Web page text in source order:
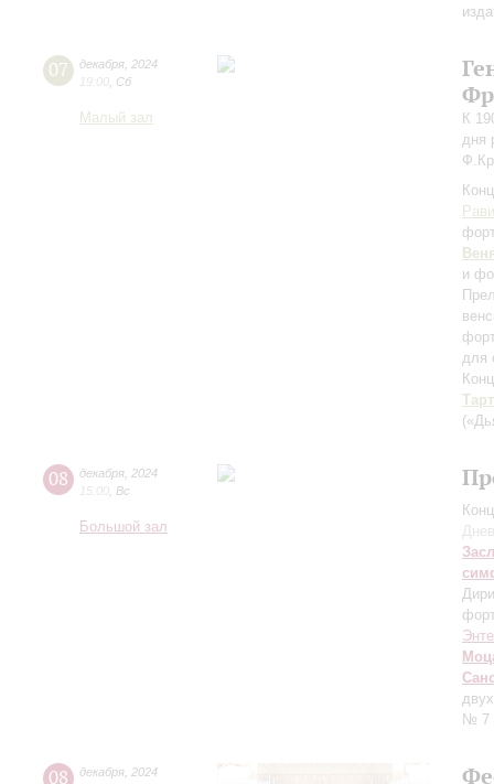
07 декабря 2024
19:00 Сб
Малый зал
К
дня
и
для
08 декабря 2024
15:00 Вс
Большой зал
№ 7
08 декабря 2024